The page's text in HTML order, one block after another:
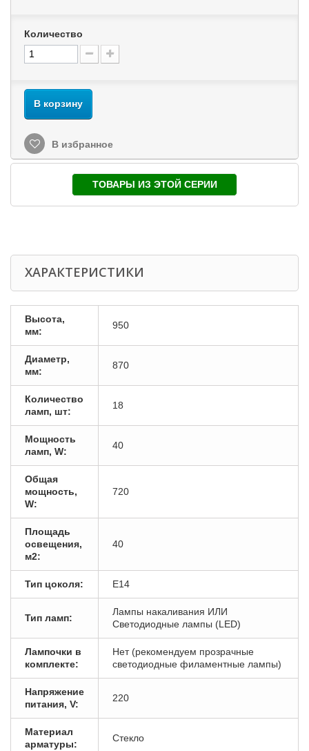
Количество
В корзину
В избранное
ТОВАРЫ ИЗ ЭТОЙ СЕРИИ
ХАРАКТЕРИСТИКИ
Высота,
мм:
950
Диаметр,
мм:
870
Количество
ламп, шт:
18
Мощность
ламп, W:
40
Общая
мощность,
W:
720
Площадь
освещения,
м2:
40
Тип цоколя: E14
Тип ламп:
Лампы накаливания ИЛИ
Светодиодные лампы (LED)
Лампочки в
комплекте:
Нет (рекомендуем прозрачные
светодиодные филаментные лампы)
Напряжение
питания, V:
220
Материал
арматуры:
Стекло